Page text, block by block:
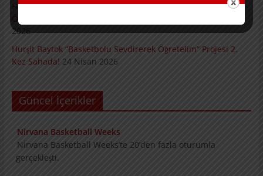
Hurşit Baytok ve Jülide Sonat Projeleri Kapsamında Turnuva
Öncesi Bilgilendirme Toplantısı Gerçekleştirildi.
2026
Hurşit Baytok “Basketbolu Sevdirerek Öğretelim” Projesi 2.
Kez Sahada! 24 Nisan 2026
Güncel İçerikler
Nirvana Basketball Weeks
Nirvana Basketball Weeks’te 20’den fazla
oturumla gerçekleşti.